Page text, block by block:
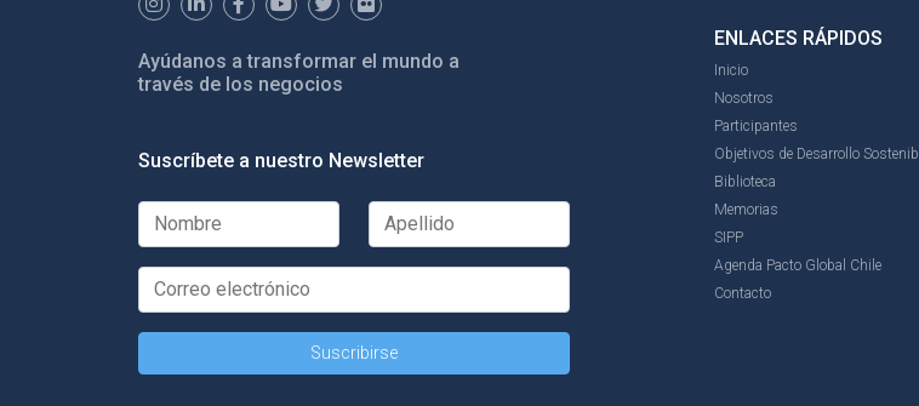
Ayúdanos a transformar el mundo a
través de los negocios
Suscríbete a nuestro Newsletter
ENLACES RÁPIDOS
Inicio
Nosotros
Participantes
Objetivos de Desarrollo
Biblioteca
Memorias
SIPP
Agenda Pacto Global Chile
Contacto